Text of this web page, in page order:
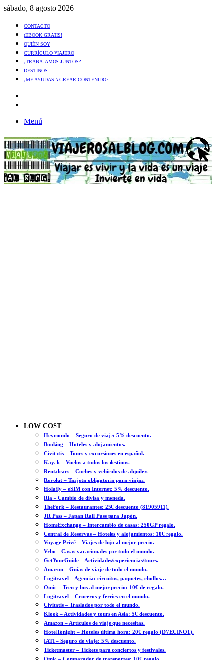
sábado, 8 agosto 2026
CONTACTO
¡EBOOK GRATIS!
QUIÉN SOY
CURRÍCULO VIAJERO
¿TRABAJAMOS JUNTOS?
DESTINOS
¿ME AYUDAS A CREAR CONTENIDO?
Menú
LOW COST
Heymondo – Seguro de viaje: 5% descuento.
Booking – Hoteles y alojamientos.
Civitatis – Tours y excursiones en español.
Kayak – Vuelos a todos los destinos.
Rentalcars – Coches y vehículos de alquiler.
Revolut – Tarjeta obligatoria para viajar.
Holafly – eSIM con Internet: 5% descuento.
Ria – Cambio de divisa y moneda.
TheFork – Restaurantes: 25€ descuento (81905911).
JR Pass – Japan Rail Pass para Japón.
HomeExchange – Intercambio de casas: 250GP regalo.
Central de Reservas – Hoteles y alojamientos: 10€ regalo.
Voyage Privé – Viajes de lujo al mejor precio.
Vrbo – Casas vacacionales por todo el mundo.
GetYourGuide – Actividades/experiencias/tours.
Amazon – Guías de viaje de todo el mundo.
Logitravel – Agencia: circuitos, paquetes, chollos…
Omio – Tren y bus al mejor precio: 10€ de regalo.
Logitravel – Cruceros y ferries en el mundo.
Civitatis – Traslados por todo el mundo.
Klook – Actividades y tours en Asia: 5€ descuento.
Amazon – Artículos de viaje que necesitas.
HotelTonight – Hoteles última hora: 20€ regalo (DVECINO1).
IATI – Seguro de viaje: 5% descuento.
Ticketmaster – Tickets para conciertos y festivales.
Omio – Comparador de transportes: 10€ regalo.